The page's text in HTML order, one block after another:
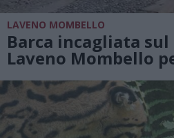
LAVENO MOMBELLO
Barca incagliata
Laveno Mombello